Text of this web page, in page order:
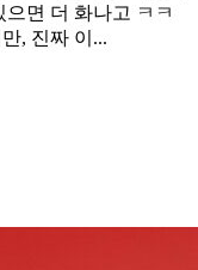
면 더 화나고 ㅋㅋ
, 진짜 이...